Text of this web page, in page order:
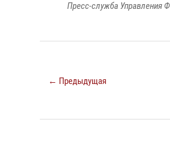
Пресс-служба Управления
← Предыдущая